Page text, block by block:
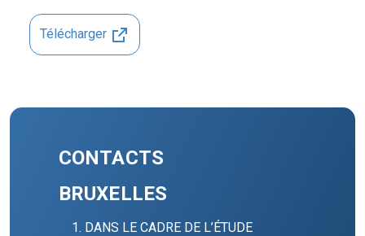
Télécharger
CONTACTS
BRUXELLES
DANS LE CADRE DE L’ÉTUDE